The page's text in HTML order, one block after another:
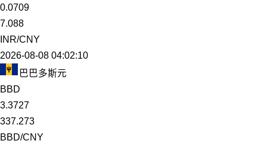
0.0709
7.088
INR/CNY
2026-08-08 04:02:10
巴巴多斯元
BBD
3.3727
337.273
BBD/CNY